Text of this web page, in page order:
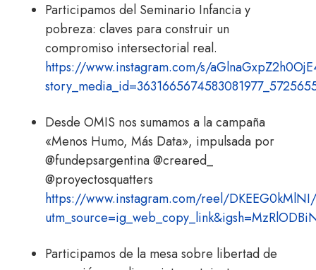
Participamos del Seminario Infancia y
pobreza: claves para construir un
compromiso intersectorial real.
https://www.instagram.com/s/
Desde OMIS nos sumamos a la campaña
«Menos Humo, Más Data», impulsada por
@fundepsargentina @creared_
@proyectosquatters
https://www.instagram.com/reel/
Participamos de la mesa sobre libertad de